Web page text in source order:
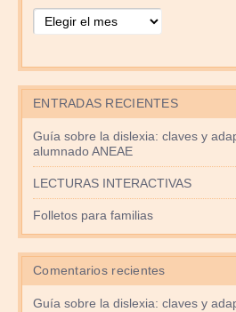
ENTRADAS RECIENTES
Guía sobre la dislexia: claves y
alumnado ANEAE
LECTURAS INTERACTIVAS
Folletos para familias
Comentarios recientes
Guía sobre la dislexia: claves y